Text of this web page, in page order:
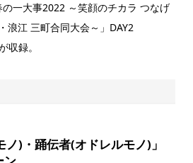
一大事2022 ～笑顔のチカラ つなげ
浪江 三町合同大会～」DAY2
収録。
)・踊伝者(オドレルモノ)」